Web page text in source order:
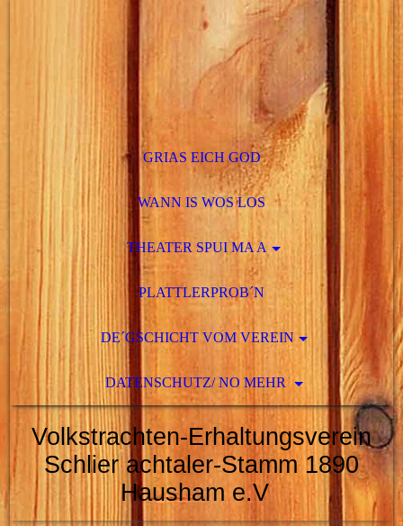
GRIAS EICH GOD
WANN IS WOS LOS
THEATER SPUI MA A
PLATTLERPROB´N
DE´GSCHICHT VOM VEREIN
DATENSCHUTZ/ NO MEHR
Volkstrachten-Erhaltungsverein
Schlier achtaler-Stamm 1890
Hausham e.V